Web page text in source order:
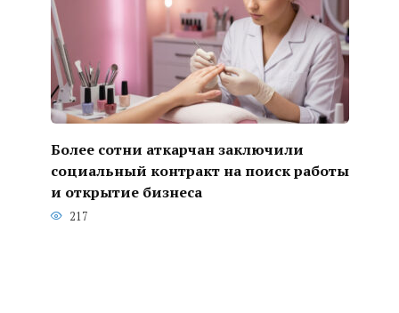
Более сотни аткарчан заключили
социальный контракт на поиск работы
и открытие бизнеса
217